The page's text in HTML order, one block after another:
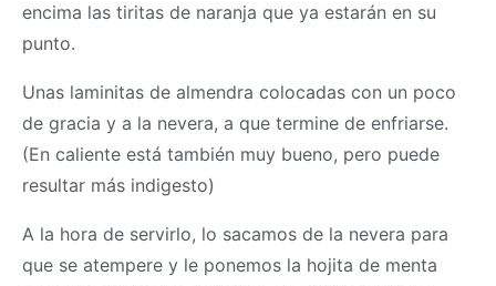
encima las tiritas de naranja que ya estarán en su
punto.
Unas laminitas de almendra colocadas con un poco
de gracia y a la nevera, a que termine de enfriarse.
(En caliente está también muy bueno, pero puede
resultar más indigesto)
A la hora de servirlo, lo sacamos de la nevera para
que se atempere y le ponemos la hojita de menta